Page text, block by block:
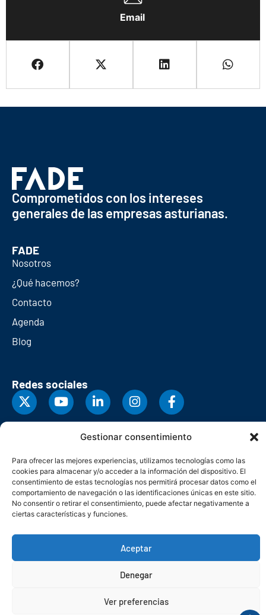
Gestionar consentimiento
Para ofrecer las mejores experiencias, utilizamos tecnologías como las
cookies para almacenar y/o acceder a la información del dispositivo. El
consentimiento de estas tecnologías nos permitirá procesar datos como el
comportamiento de navegación o las identificaciones únicas en este sitio.
No consentir o retirar el consentimiento, puede afectar negativamente a
ciertas características y funciones.
Aceptar
Denegar
Ver preferencias
Email
Comprometidos con los intereses
generales de las empresas asturianas.
FADE
Nosotros
¿Qué hacemos?
Contacto
Agenda
Blog
Redes sociales
© Copyright 2026. Federación Asturiana de Empresarios
Política de privacidadPolítica de cookiesSeguridadContacto
Canal denuncias